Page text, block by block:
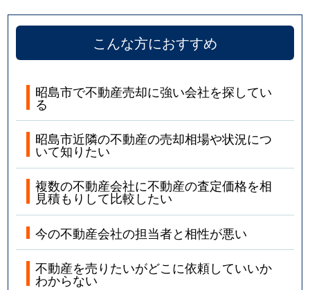
こんな方におすすめ
昭島市で不動産売却に強い会社を探してい
る
昭島市近隣の不動産の売却相場や状況につ
いて知りたい
複数の不動産会社に不動産の査定価格を相
見積もりして比較したい
今の不動産会社の担当者と相性が悪い
不動産を売りたいがどこに依頼していいか
わからない